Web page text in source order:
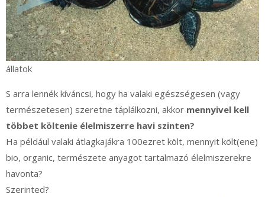
állatok
S arra lennék kíváncsi, hogy ha valaki egészségesen (vagy
természetesen) szeretne táplálkozni, akkor mennyivel kell
többet költenie élelmiszerre havi szinten?
Ha például valaki átlagkajákra 100ezret költ, mennyit költ(ene)
bio, organic, természete anyagot tartalmazó élelmiszerekre
havonta?
Szerinted?